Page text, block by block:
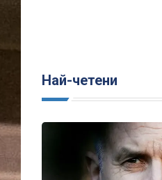
Най-четени